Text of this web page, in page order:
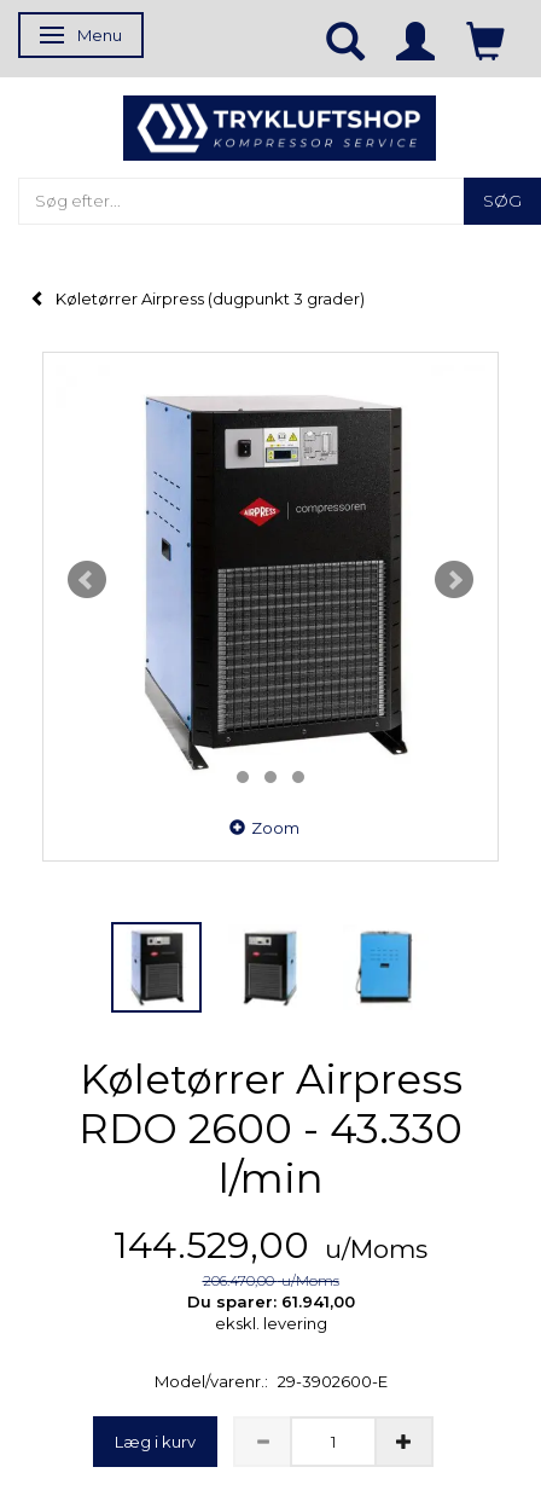
Skifte navigation
Menu
SØG
Køletørrer Airpress (dugpunkt 3 grader)
Zoom
Køletørrer Airpress
RDO 2600 - 43.330
l/min
144.529,00 u/Moms
206.470,00u/Moms
Du sparer: 61.941,00
ekskl. levering
Model/varenr.: 29-3902600-E
Læg i kurv